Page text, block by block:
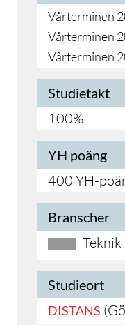
Vårterminen
Vårterminen
Vårterminen
Studietakt
100%
YH poäng
400 YH-
Branscher
Studieort
DISTANS